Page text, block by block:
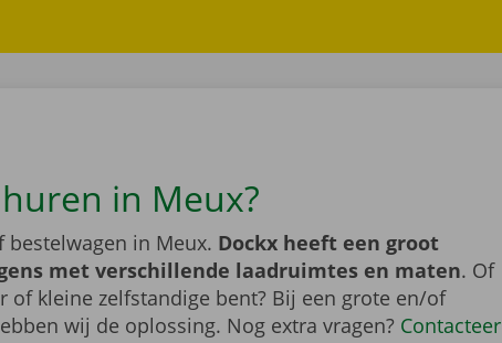
in Meux?
in Meux. Dockx heeft een groot
met verschillende laadruimtes en maten. Of
of kleine zelfstandige bent? Bij een grote en/of
wij de oplossing. Nog extra vragen? Contacteer